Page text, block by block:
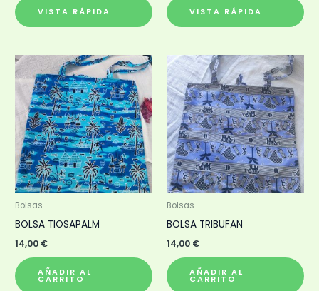
VISTA RÁPIDA VISTA RÁPIDA
Bolsas
BOLSA TIOSAPALM
14,00 €
AÑADIR AL
CARRITO
Bolsas
BOLSA TRIBUFAN
14,00 €
AÑADIR AL
CARRITO